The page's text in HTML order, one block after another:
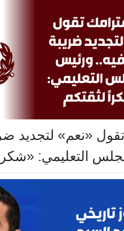
«نعم» لتجديد
التعليمي: